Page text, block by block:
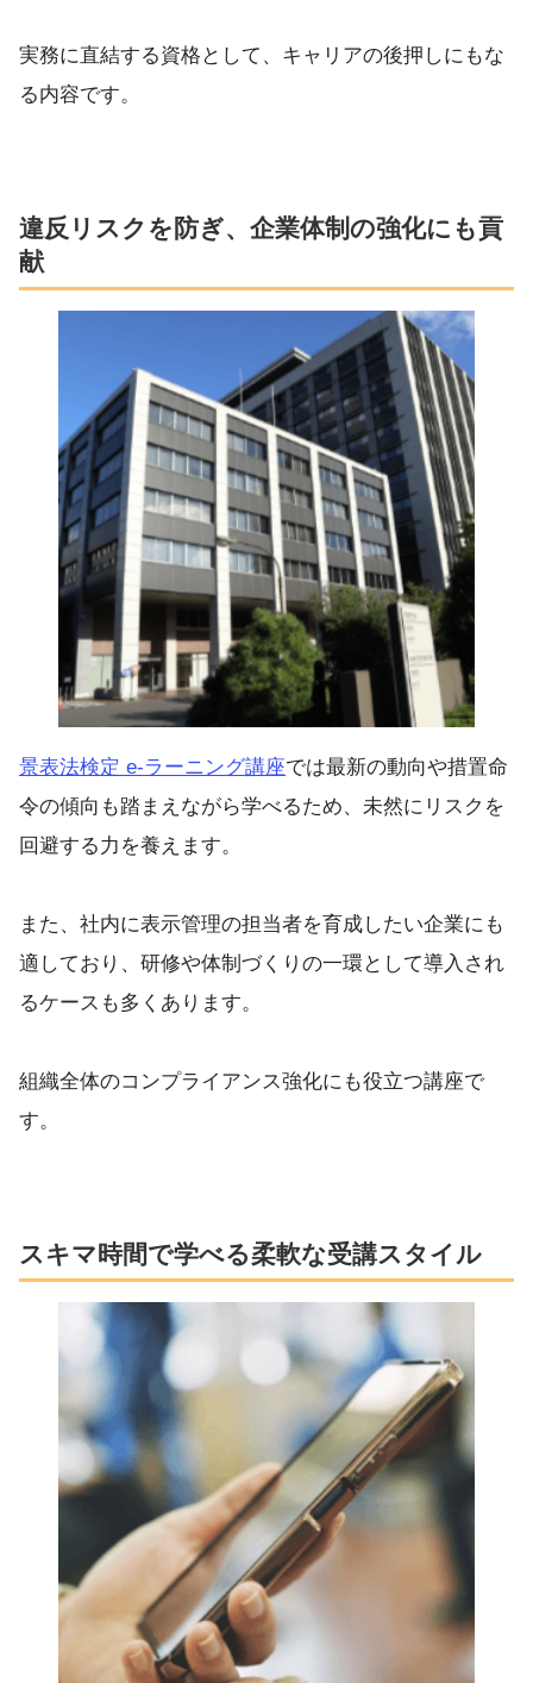
実務に直結する資格として、キャリアの後押しにもな
る内容です。
違反リスクを防ぎ、企業体制の強化にも貢
献
景表法検定 e-ラーニング講座では最新の動向や措置命
令の傾向も踏まえながら学べるため、未然にリスクを
回避する力を養えます。
また、社内に表示管理の担当者を育成したい企業にも
適しており、研修や体制づくりの一環として導入され
るケースも多くあります。
組織全体のコンプライアンス強化にも役立つ講座で
す。
スキマ時間で学べる柔軟な受講スタイル